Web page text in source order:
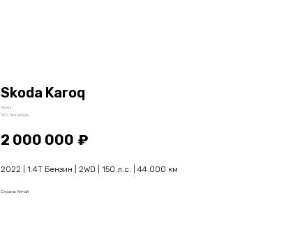
Skoda Karoq
Skoda
SKU: Левый руль
2 000 000 ₽
2022 | 1.4T Бензин | 2WD | 150 л.с. | 44.000 км
Страна: Китай